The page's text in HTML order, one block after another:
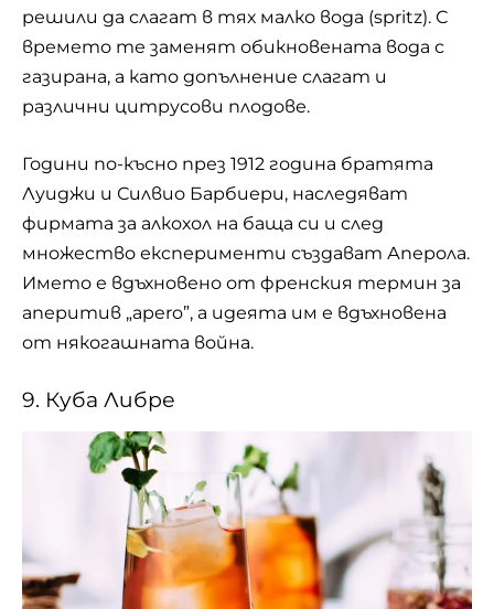
решили да слагат в тях малко вода (spritz). С
времето те заменят обикновената вода с
газирана, а като допълнение слагат и
различни цитрусови плодове.
Години по-късно през 1912 година братята
Луиджи и Силвио Барбиери, наследяват
фирмата за алкохол на баща си и след
множество експерименти създават Аперола.
Името е вдъхновено от френския термин за
аперитив „apero”, а идеята им е вдъхновена
от някогашната война.
9. Куба Либре